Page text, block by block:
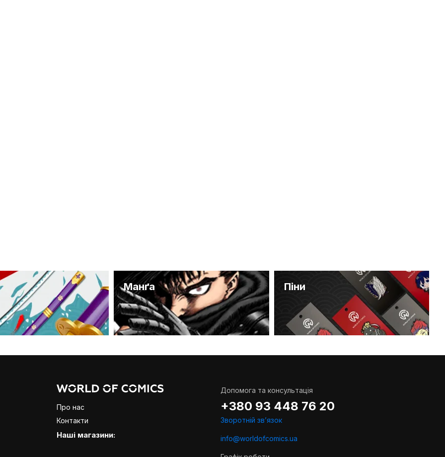
Манґа Піни
Про нас
Контакти
Наші магазини:
Допомога та консультація
+380 93 448 76 20
Зворотній звʼязок
info@worldofcomics.ua